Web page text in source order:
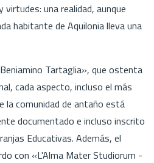
una realidad, aunque
habitante de Aquilonia lleva una
Tartaglia», que ostenta
cada aspecto, incluso el más
la comunidad de antaño está
documentado e incluso inscrito
Educativas. Además, el
con «L'Alma Mater Studiorum -